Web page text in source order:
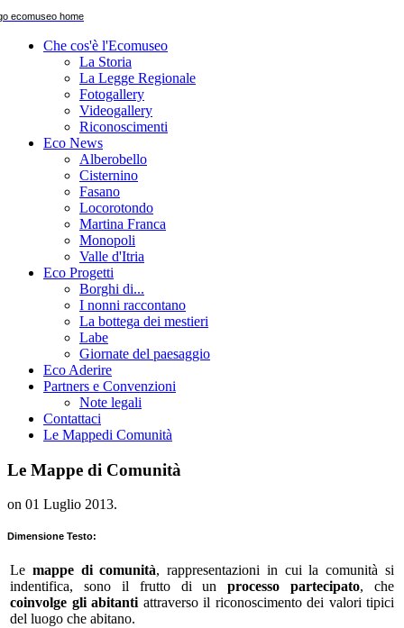
Che cos'è l'Ecomuseo
La Storia
La Legge Regionale
Fotogallery
Videogallery
Riconoscimenti
Eco News
Alberobello
Cisternino
Fasano
Locorotondo
Martina Franca
Monopoli
Valle d'Itria
Eco Progetti
Borghi di...
I nonni raccontano
La bottega dei mestieri
Labe
Giornate del paesaggio
Eco Aderire
Partners e Convenzioni
Note legali
Contattaci
Le Mappedi Comunità
Le Mappe di Comunità
on 01 Luglio 2013.
Dimensione Testo:
Le mappe di comunità, rappresentazioni in cui la comunità si
indentifica, sono il frutto di unprocesso partecipato, che
coinvolge gli abitantiattraverso il riconoscimento dei valori tipici
del luogo che abitano.